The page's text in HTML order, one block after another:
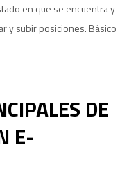
en que se encuentra y
y subir posiciones. Básico
DE
E-